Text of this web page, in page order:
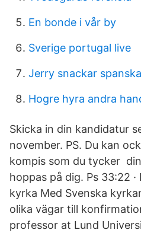
En bonde i vår by
Sverige portugal live
Jerry snackar spanska
Hogre hyra andra
Skicka in din kandidatur
november. PS. Du kan
kompis som du tycker
hoppas på dig. Ps 33:22
kyrka Med Svenska
olika vägar till
professor at Lund